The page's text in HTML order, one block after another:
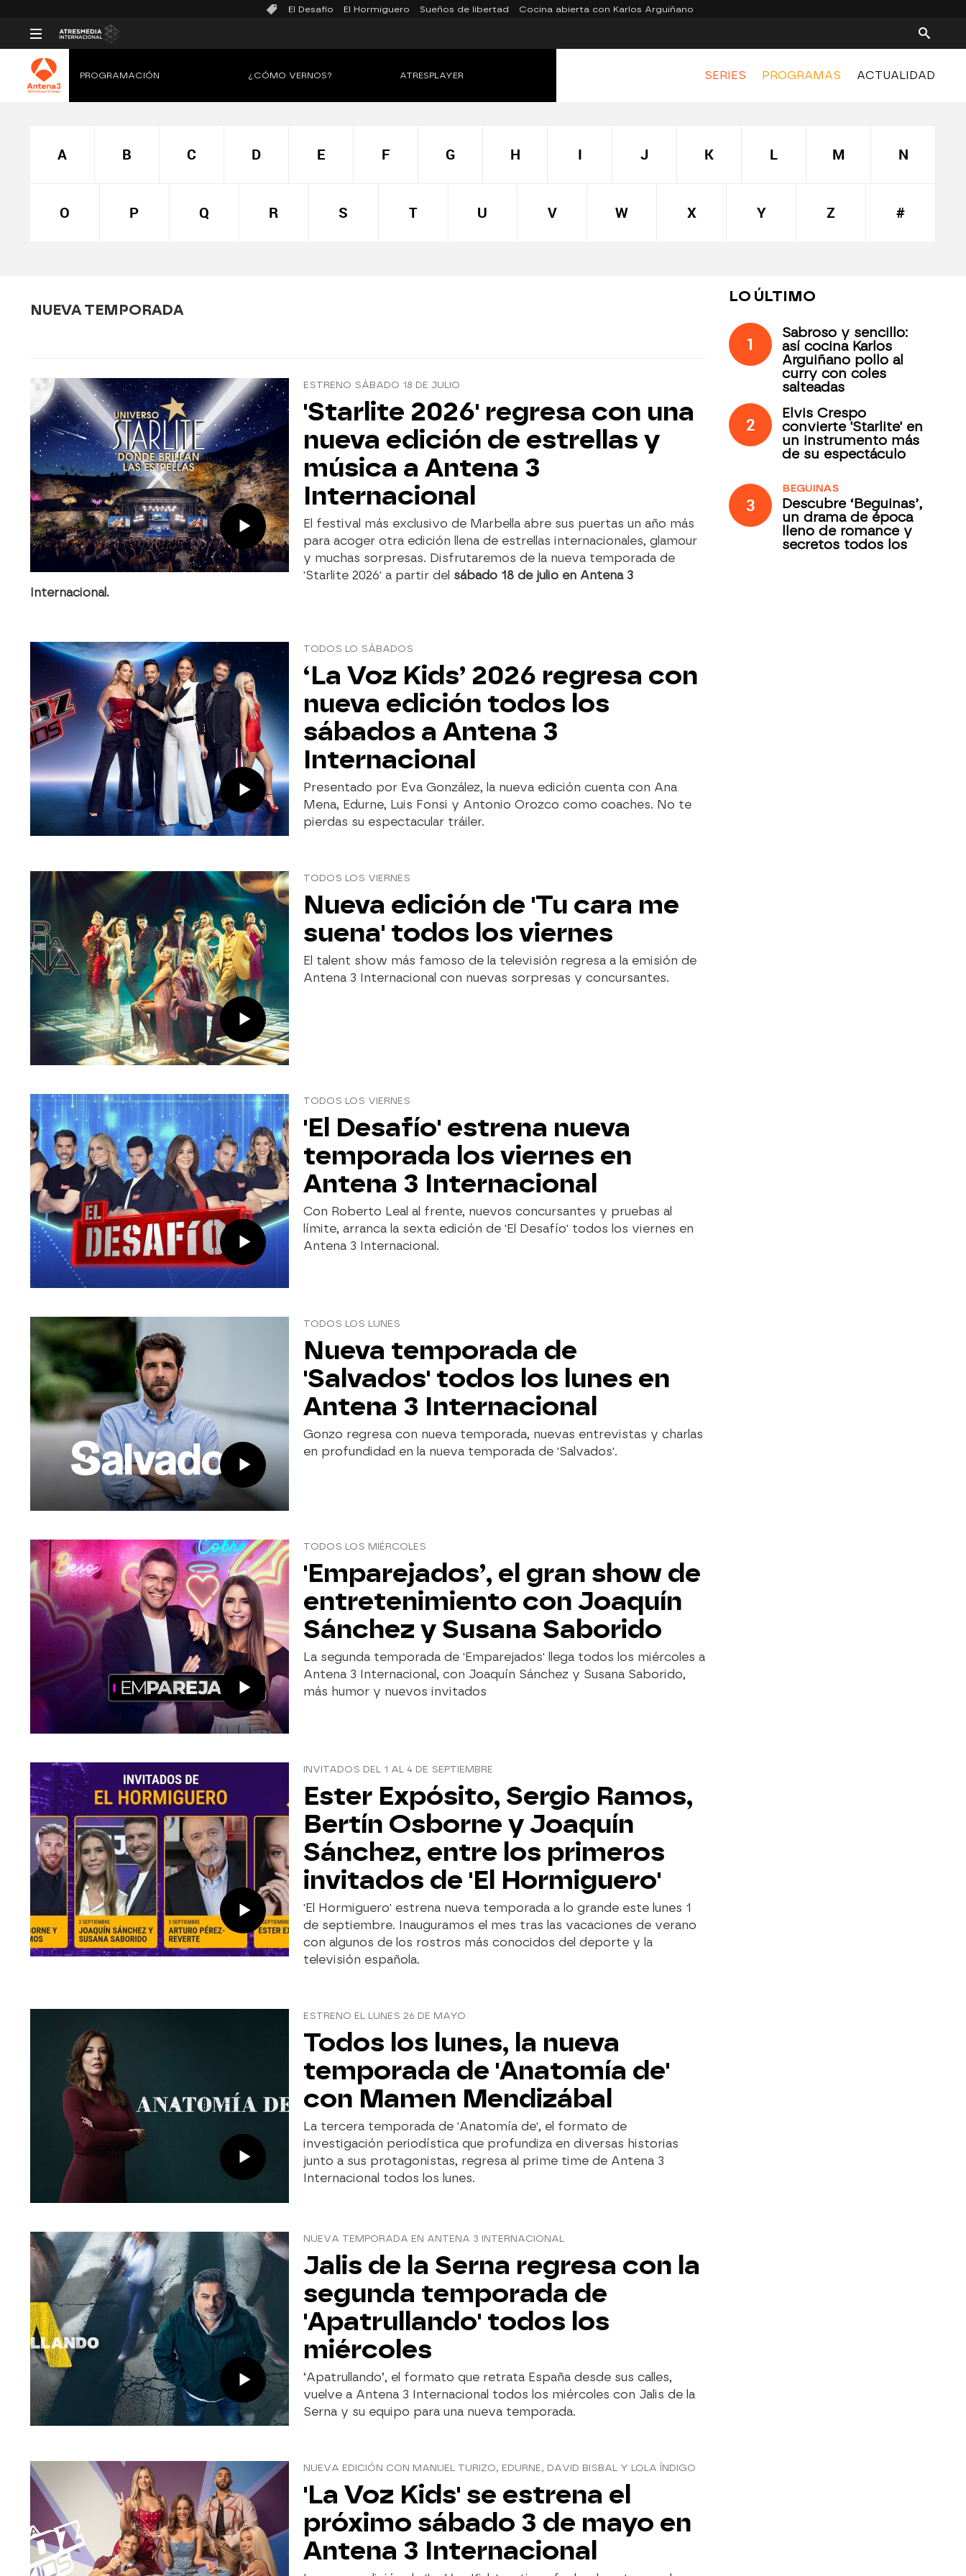
El Desafío El Hormiguero Sueños de libertad Cocina abierta con Karlos Arguiñano
SERIES PROGRAMAS ACTUALIDAD
PROGRAMACIÓN ¿CÓMO VERNOS? ATRESPLAYER
A B C D E F G H I J K L M N
O P Q R S T U V W X Y Z #
NUEVA TEMPORADA
ESTRENO SÁBADO 18 DE JULIO
'Starlite 2026' regresa con una
nueva edición de estrellas y
música a Antena 3
Internacional
El festival más exclusivo de Marbella abre sus puertas un año más
para acoger otra edición llena de estrellas internacionales, glamour
y muchas sorpresas. Disfrutaremos de la nueva temporada de
'Starlite 2026' a partir del sábado 18 de julio en Antena 3
Internacional.
TODOS LO SÁBADOS
‘La Voz Kids’ 2026 regresa con
nueva edición todos los
sábados a Antena 3
Internacional
Presentado por Eva González, la nueva edición cuenta con Ana
Mena, Edurne, Luis Fonsi y Antonio Orozco como coaches. No te
pierdas su espectacular tráiler.
TODOS LOS VIERNES
Nueva edición de 'Tu cara me
suena' todos los viernes
El talent show más famoso de la televisión regresa a la emisión de
Antena 3 Internacional con nuevas sorpresas y concursantes.
TODOS LOS VIERNES
'El Desafío' estrena nueva
temporada los viernes en
Antena 3 Internacional
Con Roberto Leal al frente, nuevos concursantes y pruebas al
límite, arranca la sexta edición de 'El Desafío' todos los viernes en
Antena 3 Internacional.
TODOS LOS LUNES
Nueva temporada de
'Salvados' todos los lunes en
Antena 3 Internacional
Gonzo regresa con nueva temporada, nuevas entrevistas y charlas
en profundidad en la nueva temporada de 'Salvados'.
TODOS LOS MIÉRCOLES
'Emparejados’, el gran show de
entretenimiento con Joaquín
Sánchez y Susana Saborido
La segunda temporada de 'Emparejados' llega todos los miércoles a
Antena 3 Internacional, con Joaquín Sánchez y Susana Saborido,
más humor y nuevos invitados
INVITADOS DEL 1 AL 4 DE SEPTIEMBRE
Ester Expósito, Sergio Ramos,
Bertín Osborne y Joaquín
Sánchez, entre los primeros
invitados de 'El Hormiguero'
'El Hormiguero' estrena nueva temporada a lo grande este lunes 1
de septiembre. Inauguramos el mes tras las vacaciones de verano
con algunos de los rostros más conocidos del deporte y la
televisión española.
ESTRENO EL LUNES 26 DE MAYO
Todos los lunes, la nueva
temporada de 'Anatomía de'
con Mamen Mendizábal
La tercera temporada de 'Anatomía de', el formato de
investigación periodística que profundiza en diversas historias
junto a sus protagonistas, regresa al prime time de Antena 3
Internacional todos los lunes.
NUEVA TEMPORADA EN ANTENA 3 INTERNACIONAL
Jalis de la Serna regresa con la
segunda temporada de
'Apatrullando' todos los
miércoles
‘Apatrullando’, el formato que retrata España desde sus calles,
vuelve a Antena 3 Internacional todos los miércoles con Jalis de la
Serna y su equipo para una nueva temporada.
NUEVA EDICIÓN CON MANUEL TURIZO, EDURNE, DAVID BISBAL Y LOLA ÍNDIGO
'La Voz Kids' se estrena el
próximo sábado 3 de mayo en
Antena 3 Internacional
LO ÚLTIMO
1
Sabroso y sencillo:
así cocina Karlos
Arguiñano pollo al
curry con coles
salteadas
2
Elvis Crespo
convierte 'Starlite' en
un instrumento más
de su espectáculo
3
BEGUINAS
Descubre ‘Beguinas’,
un drama de época
lleno de romance y
secretos todos los